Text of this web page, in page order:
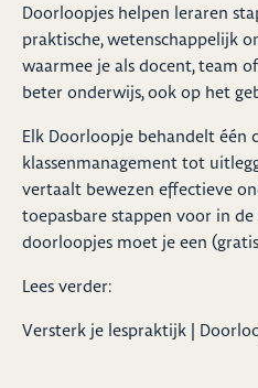
Doorloopjes helpen leraren
praktische, wetenschappelijk
waarmee je als docent, team
beter onderwijs, ook op het
Elk Doorloopje behandelt één
klassenmanagement tot
vertaalt bewezen effectieve
toepasbare stappen voor in
doorloopjes moet je een
Lees verder:
Versterk je lespraktijk |